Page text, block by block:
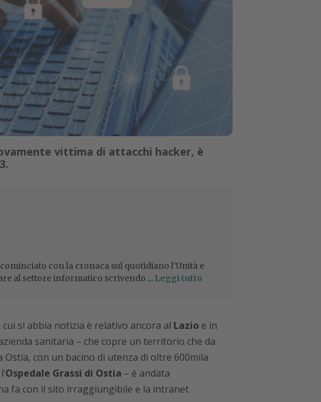
vittima di attacchi hacker, è
con la cronaca sul quotidiano l’Unità e
al settore informatico scrivendo ... Leggi tutto
si abbia notizia è relativo ancora al Lazioe in
sanitaria – che copre un territorio che da
con un bacino di utenza di oltre 600mila
Ospedale Grassi di Ostia – è andata
fa con il sito irraggiungibile e la intranet